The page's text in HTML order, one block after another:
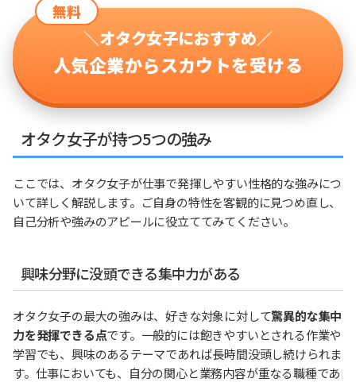
無料
＼オタク女子におすすめ／
人気企業からスカウトを受ける
オタク女子が持つ5つの強み
ここでは、オタク女子が仕事で発揮しやすい性格的な強みにつ
いて詳しく解説します。ご自身の特性を客観的に見つめ直し、
自己分析や強みのアピールに役立ててみてください。
興味分野に没頭できる集中力がある
オタク女子の最大の強みは、好きな対象に対して驚異的な集中
力を発揮できる点です。一般的には飽きやすいとされる作業や
学習でも、興味のあるテーマであれば長時間没頭し続けられま
す。仕事においても、自分の関心と業務内容が重なる職種であ